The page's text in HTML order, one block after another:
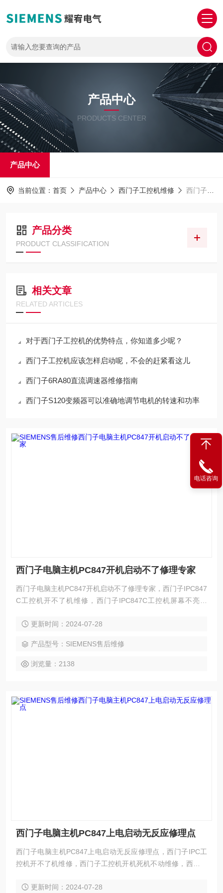
产品中心
PRODUCTS CENTER
产品中心
当前位置： 首页 产品中心 西门子工控机维修 西门子工控机847系列维修
产品分类
PRODUCT CLASSIFICATION
相关文章
RELATED ARTICLES
对于西门子工控机的优势特点，你知道多少呢？
西门子工控机应该怎样启动呢，不会的赶紧看这儿
西门子6RA80直流调速器维修指南
西门子S120变频器可以准确地调节电机的转速和功率
西门子电脑主机PC847开机启动不了修理专家
西门子电脑主机PC847开机启动不了修理专家，西门子IPC847
C工控机开不了机维修，西门子IPC847C工控机屏幕不亮维
工控机白屏维修，西门子IPC847C工控机按键失灵或不灵维
控机触摸不灵维修，西门子IPC847C工控机花屏维修，西门子I
PC847C工控机进不了系
更新时间：2024-07-28
产品型号：SIEMENS售后维修
浏览量：2138
西门子电脑主机PC847上电启动无反应修理点
西门子电脑主机PC847上电启动无反应修理点，西门子IPC工
控机开不了机维修，西门子工控机开机死机不动维修，西门子
修，西门子IPC工控机黑屏无显示维修，西门子IPC工控机白屏
更新时间：2024-07-28
电话咨询